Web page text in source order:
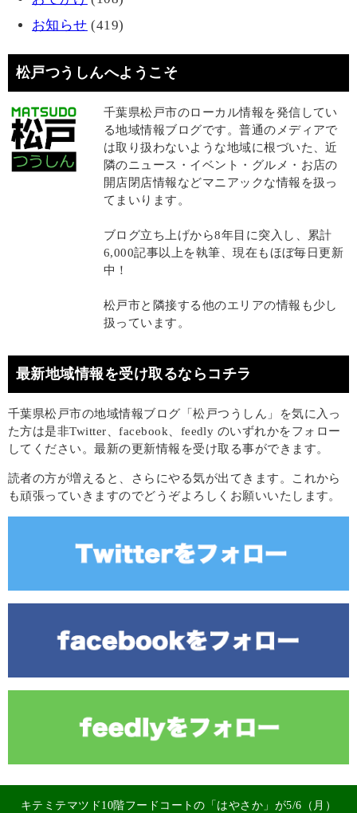
お知らせ (419)
松戸つうしんへようこそ
千葉県松戸市のローカル情報を発信してい
る地域情報ブログです。普通のメディアで
は取り扱わないような地域に根づいた、近
隣のニュース・イベント・グルメ・お店の
開店閉店情報などマニアックな情報を扱っ
てまいります。
ブログ立ち上げから8年目に突入し、累計
6,000記事以上を執筆、現在もほぼ毎日更新
中！
松戸市と隣接する他のエリアの情報も少し
扱っています。
最新地域情報を受け取るならコチラ
千葉県松戸市の地域情報ブログ「松戸つうしん」を気に入っ
た方は是非Twitter、facebook、feedly のいずれかをフォロー
してください。最新の更新情報を受け取る事ができます。
読者の方が増えると、さらにやる気が出てきます。これから
も頑張っていきますのでどうぞよろしくお願いいたします。
キテミテマツド10階フードコートの「はやさか」が5/6（月）